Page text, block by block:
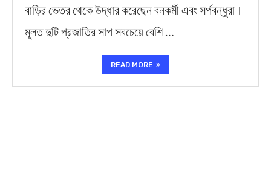
বাড়ির ভেতর থেকে উদ্ধার করেছেন বনকর্মী এবং সর্পবন্ধুরা।
মূলত দুটি প্রজাতির সাপ সবচেয়ে বেশি …
READ MORE